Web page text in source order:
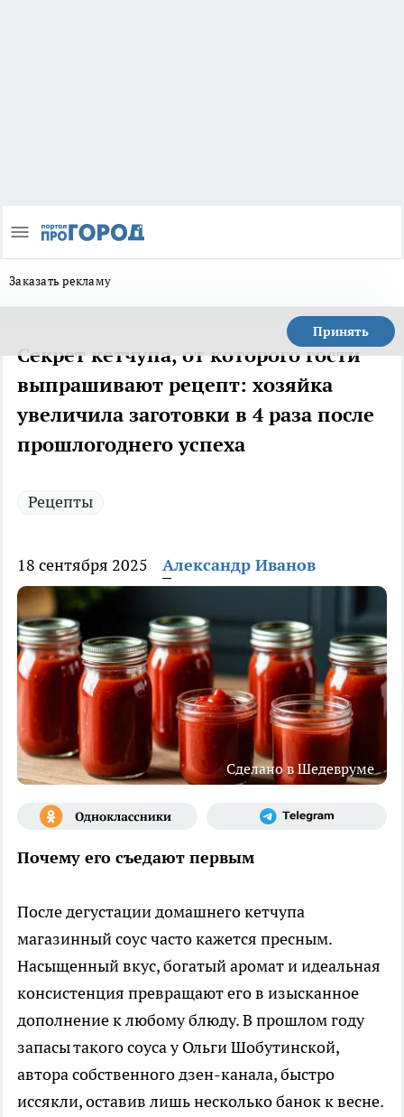
Заказать рекламу
Принять
Секрет кетчупа, от которого гости
выпрашивают рецепт: хозяйка
увеличила заготовки в 4 раза после
прошлогоднего успеха
Рецепты
18 сентября 2025 Александр Иванов
Сделано в Шедевруме
Почему его съедают первым
После дегустации домашнего кетчупа
магазинный соус часто кажется пресным.
Насыщенный вкус, богатый аромат и идеальная
консистенция превращают его в изысканное
дополнение к любому блюду. В прошлом году
запасы такого соуса у Ольги Шобутинской,
автора собственного дзен-канала, быстро
иссякли, оставив лишь несколько банок к весне.